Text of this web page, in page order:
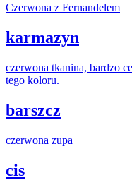
Czerwona z Fernandelem
karmazyn
czerwona tkanina, bardzo
tego koloru.
barszcz
czerwona zupa
cis